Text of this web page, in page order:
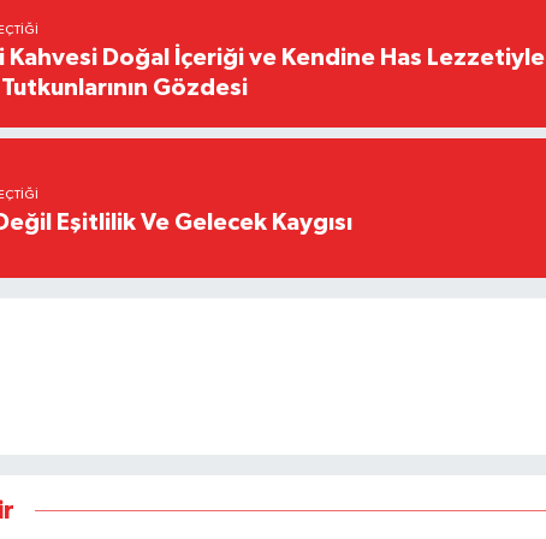
Kahvesi Doğal İçeriği ve Kendine Has Lezzetiyle
Gözdesi
Eşitlilik Ve Gelecek Kaygısı